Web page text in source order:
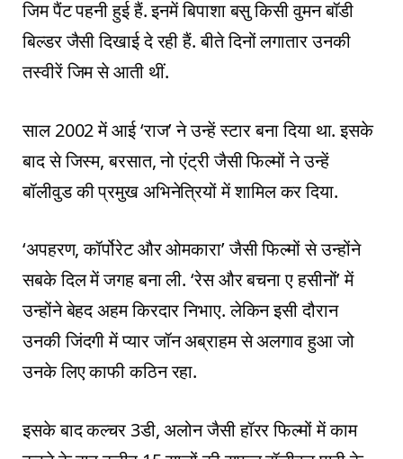
जिम पैंट पहनी हुई हैं. इनमें बिपाशा बसु किसी वुमन बॉडी
बिल्डर जैसी दिखाई दे रही हैं. बीते दिनों लगातार उनकी
तस्वीरें जिम से आती थीं.
साल 2002 में आई ‘राज’ ने उन्हें स्टार बना दिया था. इसके
बाद से जिस्म, बरसात, नो एंट्री जैसी फिल्मों ने उन्हें
बॉलीवुड की प्रमुख अभिनेत्रियों में शामिल कर दिया.
‘अपहरण, कॉर्पोरेट और ओमकारा’ जैसी फिल्मों से उन्होंने
सबके दिल में जगह बना ली. ‘रेस और बचना ए हसीनों’ में
उन्होंने बेहद अहम किरदार निभाए. लेकिन इसी दौरान
उनकी जिंदगी में प्यार जॉन अब्राहम से अलगाव हुआ जो
उनके लिए काफी कठिन रहा.
इसके बाद कल्चर 3डी, अलोन जैसी हॉरर फिल्मों में काम